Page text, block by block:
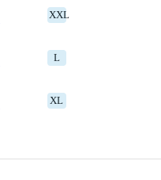
XXL
L
XL